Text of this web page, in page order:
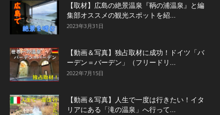
【取材】広島の絶景温泉『鞆の浦温泉』と編
集部オススメの観光スポットを紹...
2023年3月31日
【動画＆写真】独占取材に成功！ドイツ「バ
ーデン＝バーデン」（フリードリ...
2022年7月15日
【動画＆写真】人生で一度は行きたい！イタ
リアにある「滝の温泉」へ行って...